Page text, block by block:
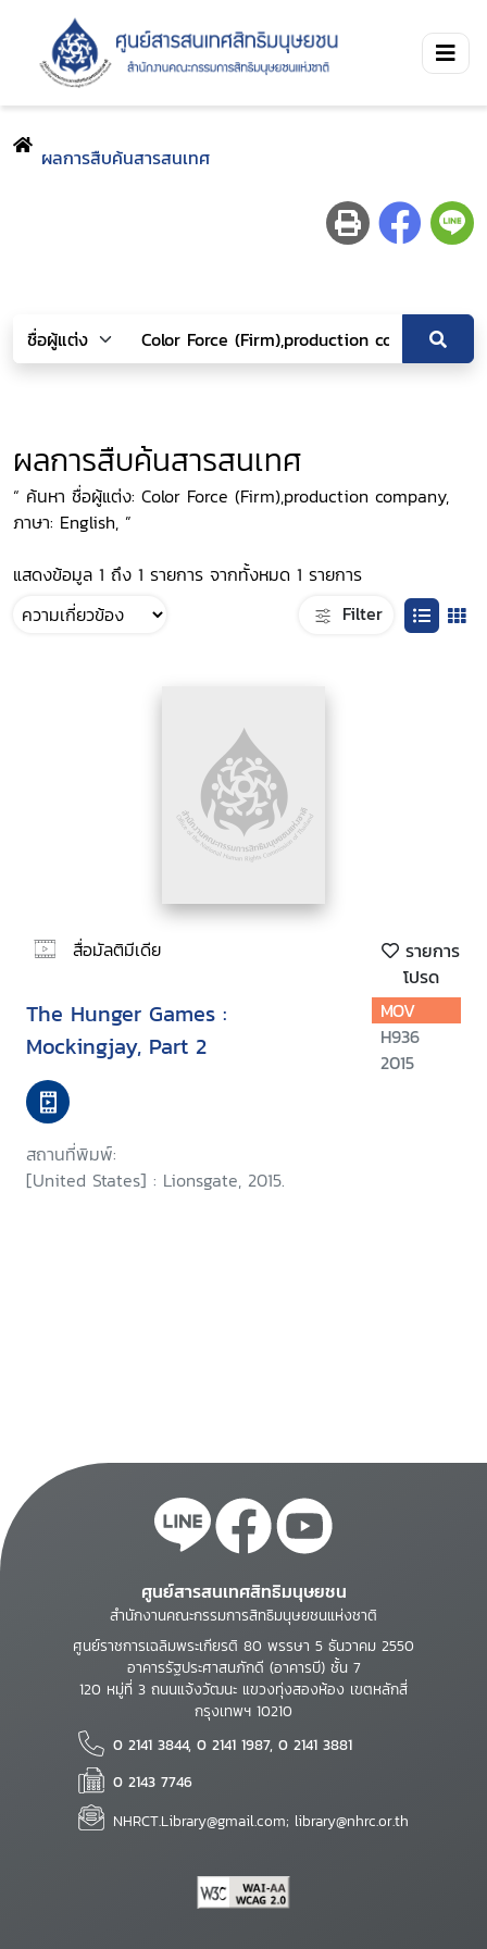
ผลการสืบค้นสารสนเทศ
ผลการสืบค้นสารสนเทศ
“ ค้นหา ชื่อผู้แต่ง: Color Force (Firm),production company,
ภาษา: English, ”
แสดงข้อมูล 1 ถึง 1 รายการ จากทั้งหมด 1 รายการ
Filter
สื่อมัลติมีเดีย
รายการ
โปรด
The Hunger Games :
Mockingjay, Part 2
สถานที่พิมพ์:
[United States] : Lionsgate, 2015.
MOV
H936
2015
ศูนย์สารสนเทศสิทธิมนุษยชน
สำนักงานคณะกรรมการสิทธิมนุษยชนแห่งชาติ
ศูนย์ราชการเฉลิมพระเกียรติ 80 พรรษา 5 ธันวาคม 2550
อาคารรัฐประศาสนภักดี (อาคารบี) ชั้น 7
120 หมู่ที่ 3 ถนนแจ้งวัฒนะ แขวงทุ่งสองห้อง เขตหลักสี่
กรุงเทพฯ 10210
0 2141 3844, 0 2141 1987, 0 2141 3881
0 2143 7746
NHRCT.Library@gmail.com; library@nhrc.or.th